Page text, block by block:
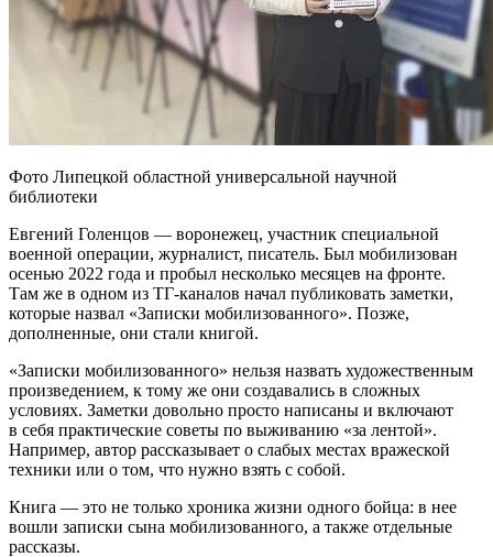
Фото Липецкой областной универсальной научной
библиотеки
Евгений Голенцов — воронежец, участник специальной
военной операции, журналист, писатель. Был мобилизован
осенью 2022 года и пробыл несколько месяцев на фронте.
Там же в одном из ТГ-каналов начал публиковать заметки,
которые назвал «Записки мобилизованного». Позже,
дополненные, они стали книгой.
«Записки мобилизованного» нельзя назвать художественным
произведением, к тому же они создавались в сложных
условиях. Заметки довольно просто написаны и включают
в себя практические советы по выживанию «за лентой».
Например, автор рассказывает о слабых местах вражеской
техники или о том, что нужно взять с собой.
Книга — это не только хроника жизни одного бойца: в нее
вошли записки сына мобилизованного, а также отдельные
рассказы.